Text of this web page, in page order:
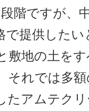
階ですが、
で提供した
敷地の土を
それでは多
たアムテク